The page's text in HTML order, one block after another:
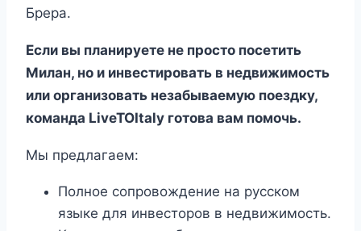
Брера.
Если вы планируете не просто посетить
Милан, но и инвестировать в недвижимость
или организовать незабываемую поездку,
команда LiveTOItaly готова вам помочь.
Мы предлагаем:
Полное сопровождение на русском
языке для инвесторов в недвижимость.